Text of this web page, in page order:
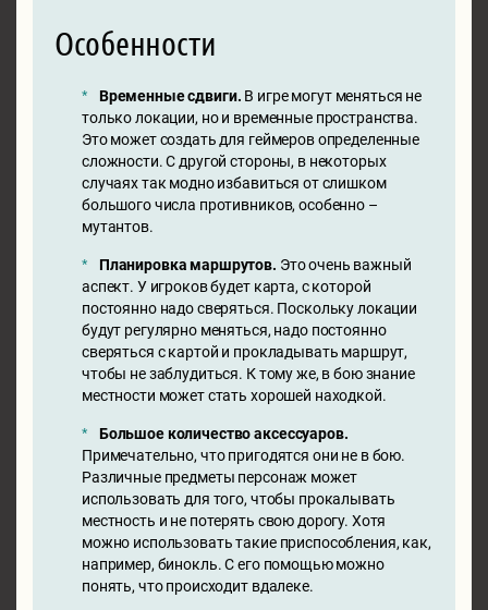
Особенности
Временные сдвиги. В игре могут меняться не
только локации, но и временные пространства.
Это может создать для геймеров определенные
сложности. С другой стороны, в некоторых
случаях так модно избавиться от слишком
большого числа противников, особенно –
мутантов.
Планировка маршрутов. Это очень важный
аспект. У игроков будет карта, с которой
постоянно надо сверяться. Поскольку локации
будут регулярно меняться, надо постоянно
сверяться с картой и прокладывать маршрут,
чтобы не заблудиться. К тому же, в бою знание
местности может стать хорошей находкой.
Большое количество аксессуаров.
Примечательно, что пригодятся они не в бою.
Различные предметы персонаж может
использовать для того, чтобы прокалывать
местность и не потерять свою дорогу. Хотя
можно использовать такие приспособления, как,
например, бинокль. С его помощью можно
понять, что происходит вдалеке.